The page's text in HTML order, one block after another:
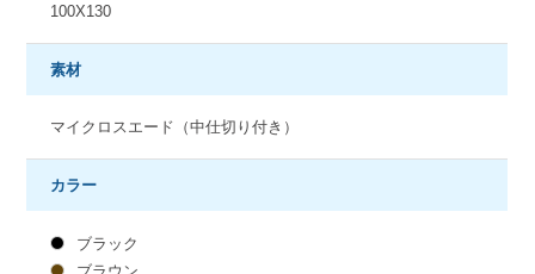
100X130
素材
マイクロスエード（中仕切り付き）
カラー
ブラック